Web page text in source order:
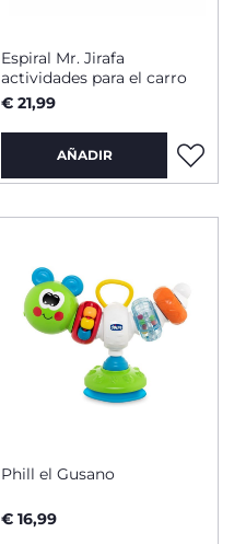
Espiral Mr. Jirafa
actividades para el carro
€ 21,99
AÑADIR
Phill el Gusano
€ 16,99